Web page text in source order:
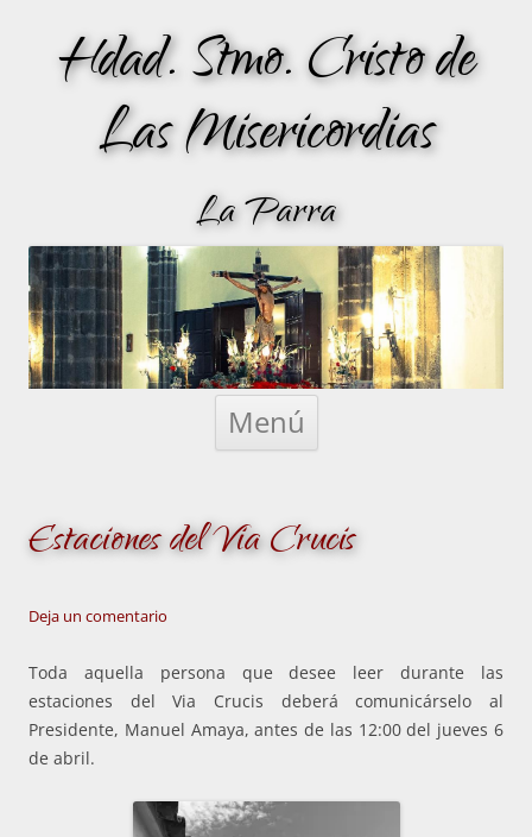
Hdad. Stmo. Cristo de
Las Misericordias
La Parra
Menú
Saltar
Estaciones del Via Crucis
Deja un comentario
Toda aquella persona que desee leer durante las
estaciones del Via Crucis deberá comunicárselo al
Presidente, Manuel Amaya, antes de las 12:00 del jueves 6
de abril.